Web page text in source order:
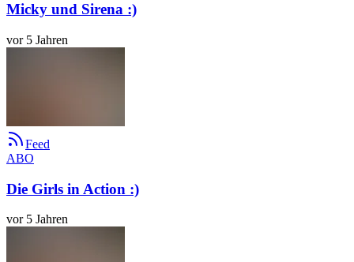
Micky und Sirena :)
vor 5 Jahren
Feed
ABO
Die Girls in Action :)
vor 5 Jahren